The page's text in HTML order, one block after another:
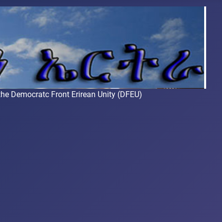
Front Erirean Unity (DFEU)